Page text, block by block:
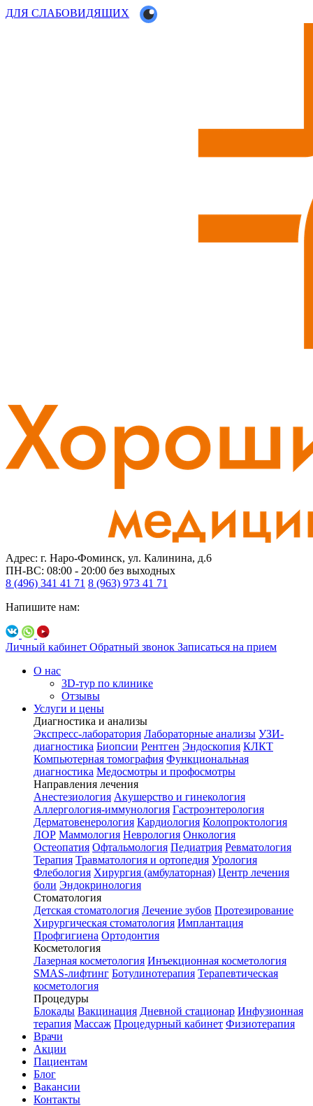
ДЛЯ СЛАБОВИДЯЩИХ
Адрес: г. Наро-Фоминск, ул. Калинина, д.6
ПН-ВС: 08:00 - 20:00 без выходных
8 (496) 341 41 71 8 (963) 973 41 71
Напишите нам:
Личный кабинет Обратный звонок Записаться на прием
О нас
3D-тур по клинике
Отзывы
Услуги и цены
Диагностика и анализы
Экспресс-лаборатория Лабораторные анализы УЗИ-
диагностика Биопсии Рентген Эндоскопия КЛКТ
Компьютерная томография Функциональная
диагностика Медосмотры и профосмотры
Направления лечения
Анестезиология Акушерство и гинекология
Аллергология-иммунология Гастроэнтерология
Дерматовенерология Кардиология Колопроктология
ЛОР Маммология Неврология Онкология
Остеопатия Офтальмология Педиатрия Ревматология
Терапия Травматология и ортопедия Урология
Флебология Хирургия (амбулаторная) Центр лечения
боли Эндокринология
Стоматология
Детская стоматология Лечение зубов Протезирование
Хирургическая стоматология Имплантация
Профгигиена Ортодонтия
Косметология
Лазерная косметология Инъекционная косметология
SMAS-лифтинг Ботулинотерапия Терапевтическая
косметология
Процедуры
Блокады Вакцинация Дневной стационар Инфузионная
терапия Массаж Процедурный кабинет Физиотерапия
Врачи
Акции
Пациентам
Блог
Вакансии
Контакты